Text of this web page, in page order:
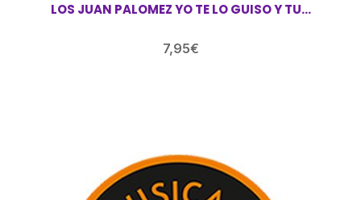
LOS JUAN PALOMEZ YO TE LO GUISO Y TU…
7,95€